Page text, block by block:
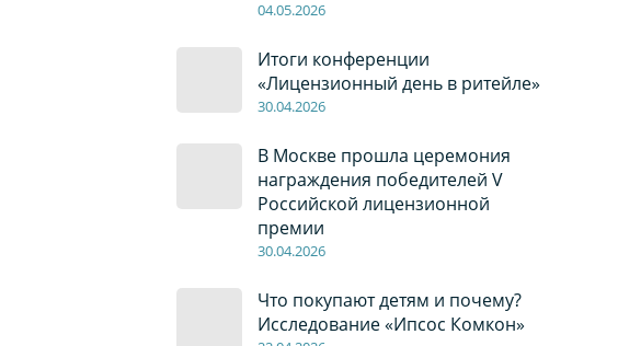
04.05.2026
Итоги конференции
«Лицензионный день в ритейле»
30.04.2026
В Москве прошла церемония
награждения победителей V
Российской лицензионной
премии
30.04.2026
Что покупают детям и почему?
Исследование «Ипсос Комкон»